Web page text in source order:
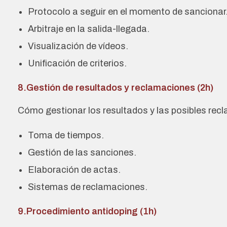
Protocolo a seguir en el momento de sancionar.
Arbitraje en la salida-llegada.
Visualización de vídeos.
Unificación de criterios.
8.Gestión de resultados y reclamaciones (2h)
Cómo gestionar los resultados y las posibles
Toma de tiempos.
Gestión de las sanciones.
Elaboración de actas.
Sistemas de reclamaciones.
9.Procedimiento antidoping (1h)